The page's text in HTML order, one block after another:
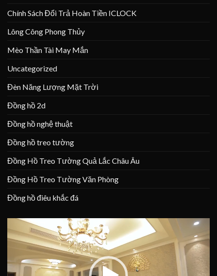
Chính Sách Đổi Trả Hoàn Tiền ICLOCK
Lông Công Phong Thủy
Mèo Thần Tài May Mắn
Uncategorized
Đèn Năng Lượng Mặt Trời
Đồng hồ 2d
Đồng hồ nghệ thuật
Đồng hồ treo tường
Đồng Hồ Treo Tường Quả Lắc Châu Âu
Đồng Hồ Treo Tường Văn Phòng
Đồng hồ điêu khắc đá
chơi